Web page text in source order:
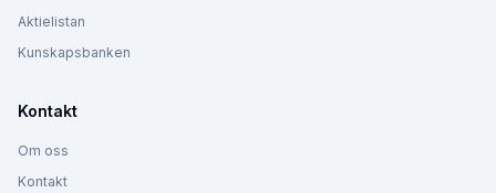
Aktielistan
Kunskapsbanken
Kontakt
Om oss
Kontakt